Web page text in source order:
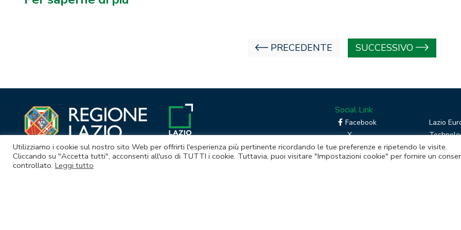
PRECEDENTE SUCCESSIVO
Social Link
Facebook
X
Linkedin
RSS
Lazio
Boost
Utilizziamo i cookie sul nostro sito Web per offrirti l'esperienza più pertinente ricordando le tue preferenze e ripetendo le visite.
Cliccando su "Accetta tutti", acconsenti all'uso di TUTTI i cookie. Tuttavia, puoi visitare "Impostazioni cookie" per fornire un
controllato. Leggi tutto